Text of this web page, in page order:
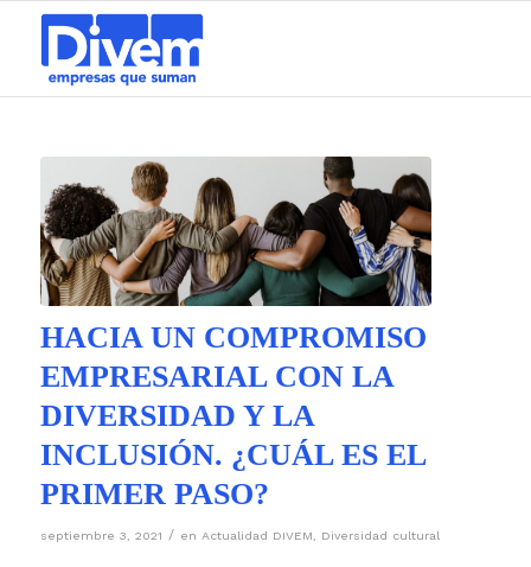
HACIA UN COMPROMISO
EMPRESARIAL CON LA
DIVERSIDAD Y LA
INCLUSIÓN. ¿CUÁL ES EL
PRIMER PASO?
septiembre 3, 2021 / en Actualidad DIVEM, Diversidad cultural